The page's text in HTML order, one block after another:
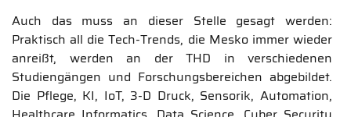
Auch das muss an dieser Stelle gesagt werden:
Praktisch all die Tech-Trends, die Mesko immer wieder
anreißt, werden an der THD in verschiedenen
Studiengängen und Forschungsbereichen abgebildet.
Die Pflege, KI, IoT, 3-D Druck, Sensorik, Automation,